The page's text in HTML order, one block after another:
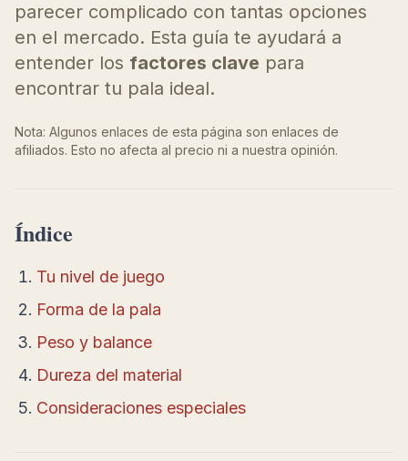
parecer complicado con tantas opciones
en el mercado. Esta guía te ayudará a
entender los factores clave para
encontrar tu pala ideal.
Nota: Algunos enlaces de esta página son enlaces de
afiliados. Esto no afecta al precio ni a nuestra opinión.
Índice
Tu nivel de juego
Forma de la pala
Peso y balance
Dureza del material
Consideraciones especiales